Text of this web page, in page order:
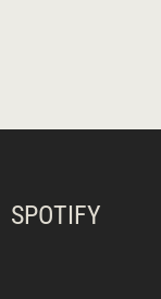
SPOTIFY